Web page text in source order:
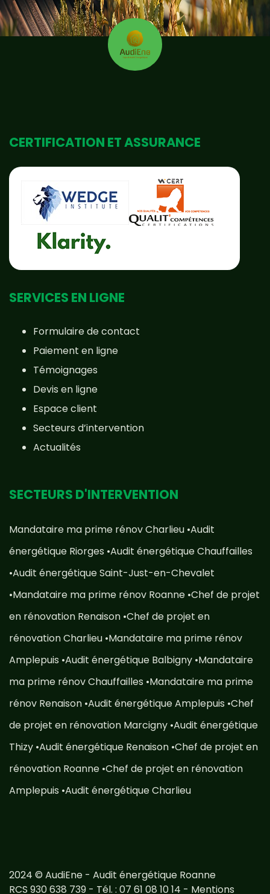
CERTIFICATION ET ASSURANCE
SERVICES EN LIGNE
Formulaire de contact
Paiement en ligne
Témoignages
Devis en ligne
Espace client
Secteurs d’intervention
Actualités
SECTEURS D'INTERVENTION
Mandataire ma prime rénov Charlieu •Audit
énergétique Riorges •Audit énergétique Chauffailles
•Audit énergétique Saint-Just-en-Chevalet
•Mandataire ma prime rénov Roanne •Chef de projet
en rénovation Renaison •Chef de projet en
rénovation Charlieu •Mandataire ma prime rénov
Amplepuis •Audit énergétique Balbigny •Mandataire
ma prime rénov Chauffailles •Mandataire ma prime
rénov Renaison •Audit énergétique Amplepuis •Chef
de projet en rénovation Marcigny •Audit énergétique
Thizy •Audit énergétique Renaison •Chef de projet en
rénovation Roanne •Chef de projet en rénovation
Amplepuis •Audit énergétique Charlieu
2024 © AudiEne - Audit énergétique Roanne
RCS 930 638 739 - Tél. : 07 61 08 10 14 - Mentions